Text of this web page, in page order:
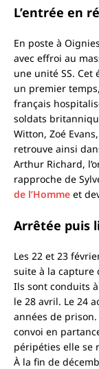
L’entrée en
En poste à
avec effroi au
une unité SS. Cet
un premier
français
soldats
Witton, Zoé
retrouve ainsi
Arthur Richard,
rapproche de
de l’Homme et
Arrêtée puis
Les 22 et 23
suite à la capture
Ils sont conduits
le 28 avril. Le 24
années de
convoi en
péripéties elle se
À la fin de